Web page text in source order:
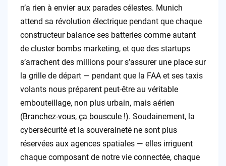
n’a rien à envier aux parades célestes. Munich
attend sa révolution électrique pendant que chaque
constructeur balance ses batteries comme autant
de cluster bombs marketing, et que des startups
s’arrachent des millions pour s’assurer une place sur
la grille de départ — pendant que la FAA et ses taxis
volants nous préparent peut-être au véritable
embouteillage, non plus urbain, mais aérien
(Branchez-vous, ça bouscule !). Soudainement, la
cybersécurité et la souveraineté ne sont plus
réservées aux agences spatiales — elles irriguent
chaque composant de notre vie connectée, chaque